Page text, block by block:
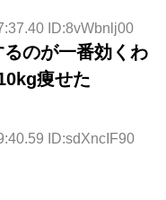
ID:8vWbnlj00
のが一番効くわ
痩せた
ID:sdXncIF90